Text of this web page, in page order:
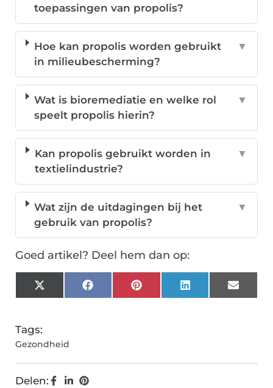
toepassingen van propolis?
Hoe kan propolis worden gebruikt
in milieubescherming?
▼
Wat is bioremediatie en welke rol
speelt propolis hierin?
▼
Kan propolis gebruikt worden in
textielindustrie?
▼
Wat zijn de uitdagingen bij het
gebruik van propolis?
▼
Goed artikel? Deel hem dan op:
X
(Twitter)
FacebookPinterestLinkedInEmail
Tags:
Gezondheid
Delen: